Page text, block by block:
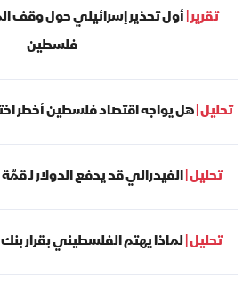
تقرير |أول تحذير إسرائيلي حول وقف
فلسطين
تحليل |هل يواجه اقتصاد فلسطين أخطر
تحليل |الفيدرالي قد يدفع الدولار لـ قمّة 4 شهور أمام الشيكل
تحليل |لماذا يهتم الفلسطيني بقرار بنك يبعد 9000